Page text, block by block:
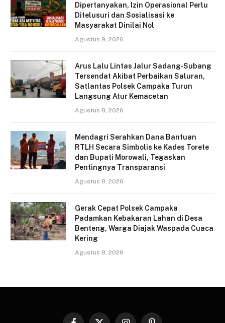
Dipertanyakan, Izin Operasional Perlu
Ditelusuri dan Sosialisasi ke
Masyarakat Dinilai Nol
Agustus 9, 2026
Arus Lalu Lintas Jalur Sadang-Subang
Tersendat Akibat Perbaikan Saluran,
Satlantas Polsek Campaka Turun
Langsung Atur Kemacetan
Agustus 8, 2026
Mendagri Serahkan Dana Bantuan
RTLH Secara Simbolis ke Kades Torete
dan Bupati Morowali, Tegaskan
Pentingnya Transparansi
Agustus 8, 2026
Gerak Cepat Polsek Campaka
Padamkan Kebakaran Lahan di Desa
Benteng, Warga Diajak Waspada Cuaca
Kering
Agustus 8, 2026